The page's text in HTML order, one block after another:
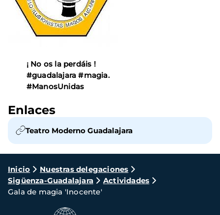
¡ No os la perdáis !
#guadalajara #magia.
#ManosUnidas
Enlaces
Teatro Moderno Guadalajara
Ruta
de
navegación
Inicio
Nuestras delegaciones
Sigüenza-Guadalajara
Actividades
Gala de magia 'Inocente'